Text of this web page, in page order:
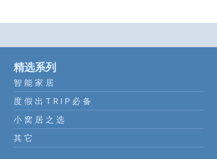
精选系列
智能家居
度假出TRIP必备
小窝居之选
其它